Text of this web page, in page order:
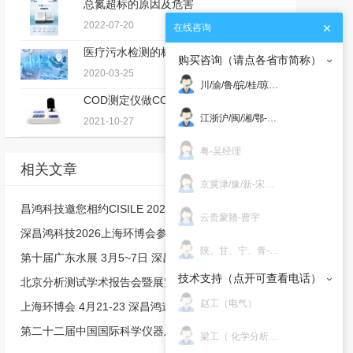
总氮超标的原因及危害
2022-07-20
医疗污水检测的标准
2020-03-25
COD测定仪做COD测量的方法及优缺点
2021-10-27 2411
相关文章
昌鸿科技邀您相约CISILE 2026！
深昌鸿科技2026上海环博会参展邀请函
第十届广东水展 3月5~7日 深昌鸿邀您来看！
北京分析测试学术报告会暨展览会9月10-12日 深昌鸿邀您来看！
上海环博会 4月21-23 深昌鸿邀您来看！
第二十二届中国国际科学仪器及实验室装备展览会
在线咨询
购买咨询（请点各省市简称）
川/渝/鲁/皖/桂/琼/东北/晋-邝经理
江浙沪/闽/湘/鄂-赵明
粤-吴经理
京冀津/豫/新-宋经理
云贵蒙赣-曹宇
陕、甘、宁、青-邝国威
技术支持（点开可查看电话）
赵工（电气）
梁工（ 化学分析 ）